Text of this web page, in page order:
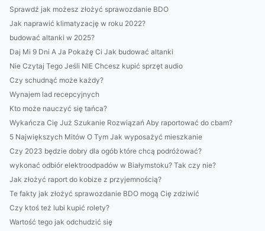
Sprawdź jak możesz złożyć sprawozdanie BDO
Jak naprawić klimatyzację w roku 2022?
budować altanki w 2025?
Daj Mi 9 Dni A Ja Pokażę Ci Jak budować altanki
Nie Czytaj Tego Jeśli NIE Chcesz kupić sprzęt audio
Czy schudnąć może każdy?
Wynajem lad recepcyjnych
Kto może nauczyć się tańca?
Wykańcza Cię Już Szukanie Rozwiązań Aby raportować do cbam?
5 Największych Mitów O Tym Jak wyposażyć mieszkanie
Czy 2023 będzie dobry dla ogób które chcą podróżować?
wykonać odbiór elektroodpadów w Białymstoku? Tak czy nie?
Jak złożyć raport do kobize z przyjemnością?
Te fakty jak złożyć sprawozdanie BDO mogą Cię zdziwić
Czy ktoś też lubi kupić rolety?
Wartość tego jak odchudzić się